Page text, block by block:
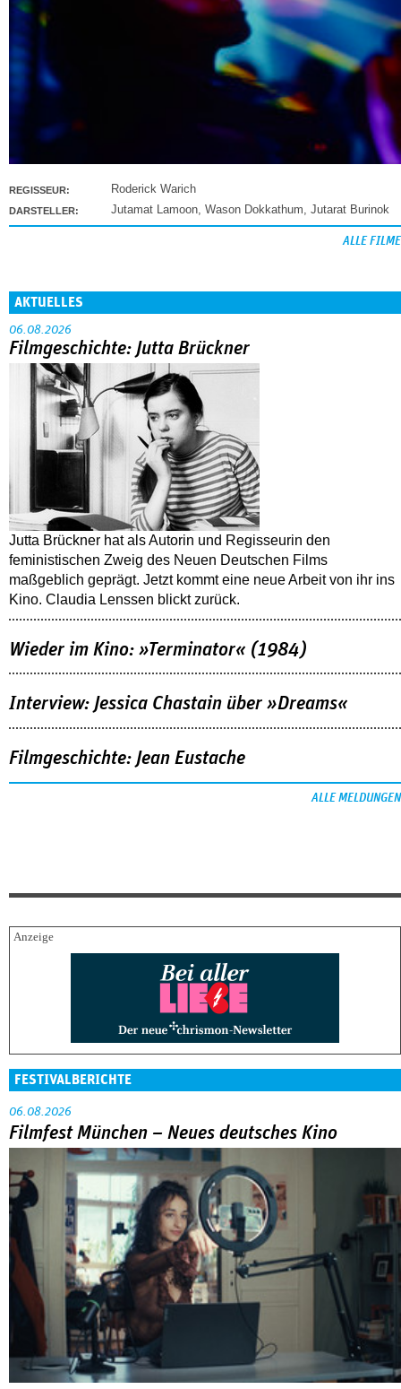
REGISSEUR: Roderick Warich
DARSTELLER: Jutamat Lamoon Wason Dokkathum Jutarat Burinok
ALLE FILME
AKTUELLES
06.08.2026
Filmgeschichte: Jutta Brückner
Jutta Brückner hat als Autorin und Regisseurin den
feministischen Zweig des Neuen Deutschen Films
maßgeblich geprägt. Jetzt kommt eine neue Arbeit von ihr ins
Kino. Claudia Lenssen blickt zurück.
Wieder im Kino: »Terminator« (1984)
Interview: Jessica Chastain über »Dreams«
Filmgeschichte: Jean Eustache
ALLE MELDUNGEN
FESTIVALBERICHTE
06.08.2026
Filmfest München – Neues deutsches Kino